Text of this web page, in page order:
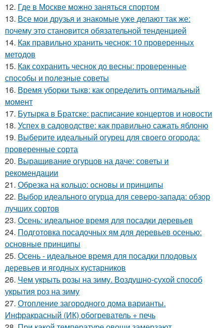
12. Где в Москве можно заняться спортом
13. Все мои друзья и знакомые уже делают так же:
почему это становится обязательной тенденцией
14. Как правильно хранить чеснок: 10 проверенных
методов
15. Как сохранить чеснок до весны: проверенные
способы и полезные советы
16. Время уборки тыкв: как определить оптимальный
момент
17. Бутырка в Братске: расписание концертов и новости
18. Успех в садоводстве: как правильно сажать яблоню
19. Выберите идеальный огурец для своего огорода:
проверенные сорта
20. Выращивание огурцов на даче: советы и
рекомендации
21. Обрезка на кольцо: основы и принципы
22. Выбор идеального огурца для северо-запада: обзор
лучших сортов
23. Осень: идеальное время для посадки деревьев
24. Подготовка посадочных ям для деревьев осенью:
основные принципы
25. Осень - идеальное время для посадки плодовых
деревьев и ягодных кустарников
26. Чем укрыть розы на зиму. Воздушно-сухой способ
укрытия роз на зиму
27. Отопление загородного дома варианты.
Инфракрасный (ИК) обогреватель + печь